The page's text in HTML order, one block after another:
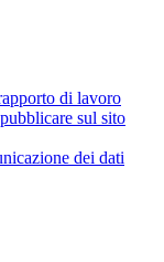
di lavoro
sul sito
dei dati